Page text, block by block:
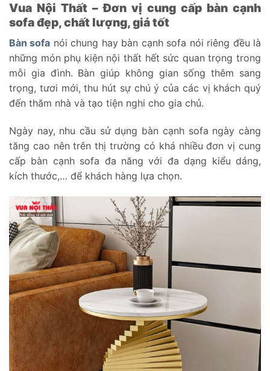
Vua Nội Thất – Đơn vị cung cấp bàn cạnh
sofa đẹp, chất lượng, giá tốt
Bàn sofa nói chung hay bàn cạnh sofa nói riêng đều là
những món phụ kiện nội thất hết sức quan trọng trong
mỗi gia đình. Bàn giúp không gian sống thêm sang
trọng, tươi mới, thu hút sự chú ý của các vị khách quý
đến thăm nhà và tạo tiện nghi cho gia chủ.
Ngày nay, nhu cầu sử dụng bàn cạnh sofa ngày càng
tăng cao nên trên thị trường có khá nhiều đơn vị cung
cấp bàn cạnh sofa đa năng với đa dạng kiểu dáng,
kích thước,… để khách hàng lựa chọn.